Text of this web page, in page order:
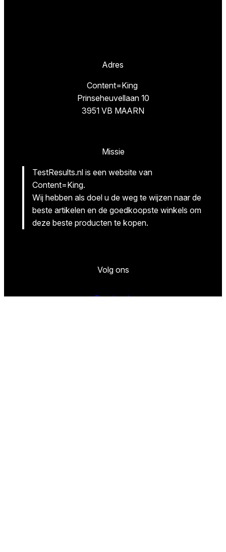
Adres
Content=King
Prinseheuvellaan 10
3951 VB MAARN
Missie
TestResults.nl is een website van
Content=King.
Wij hebben als doel u de weg te wijzen naar de
beste artikelen en de goedkoopste winkels om
deze beste producten te kopen.
Volg ons
Facebook